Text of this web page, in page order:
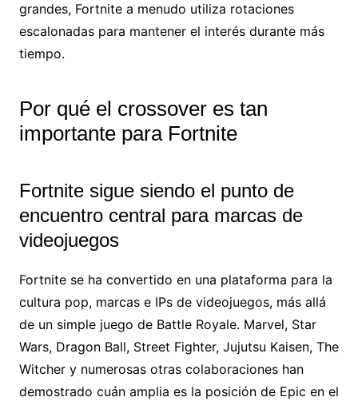
grandes, Fortnite a menudo utiliza rotaciones
escalonadas para mantener el interés durante más
tiempo.
Por qué el crossover es tan
importante para Fortnite
Fortnite sigue siendo el punto de
encuentro central para marcas de
videojuegos
Fortnite se ha convertido en una plataforma para la
cultura pop, marcas e IPs de videojuegos, más allá
de un simple juego de Battle Royale. Marvel, Star
Wars, Dragon Ball, Street Fighter, Jujutsu Kaisen, The
Witcher y numerosas otras colaboraciones han
demostrado cuán amplia es la posición de Epic en el